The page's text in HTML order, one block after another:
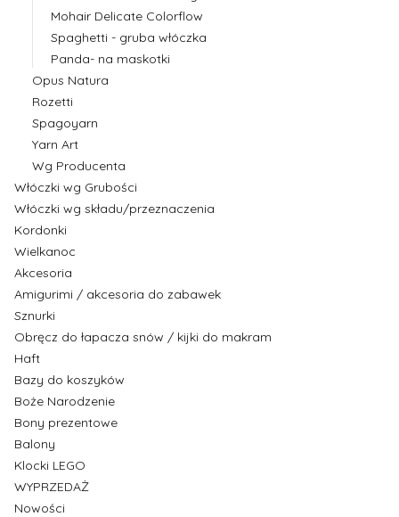
Mohair Delicate Colorflow
Spaghetti - gruba włóczka
Panda- na maskotki
Opus Natura
Rozetti
Spagoyarn
Yarn Art
Wg Producenta
Włóczki wg Grubości
Włóczki wg składu/przeznaczenia
Kordonki
Wielkanoc
Akcesoria
Amigurimi / akcesoria do zabawek
Sznurki
Obręcz do łapacza snów / kijki do makram
Haft
Bazy do koszyków
Boże Narodzenie
Bony prezentowe
Balony
Klocki LEGO
WYPRZEDAŻ
Nowości